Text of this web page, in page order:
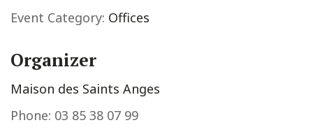
Event Category: Offices
Organizer
Maison des Saints Anges
Phone: 03 85 38 07 99